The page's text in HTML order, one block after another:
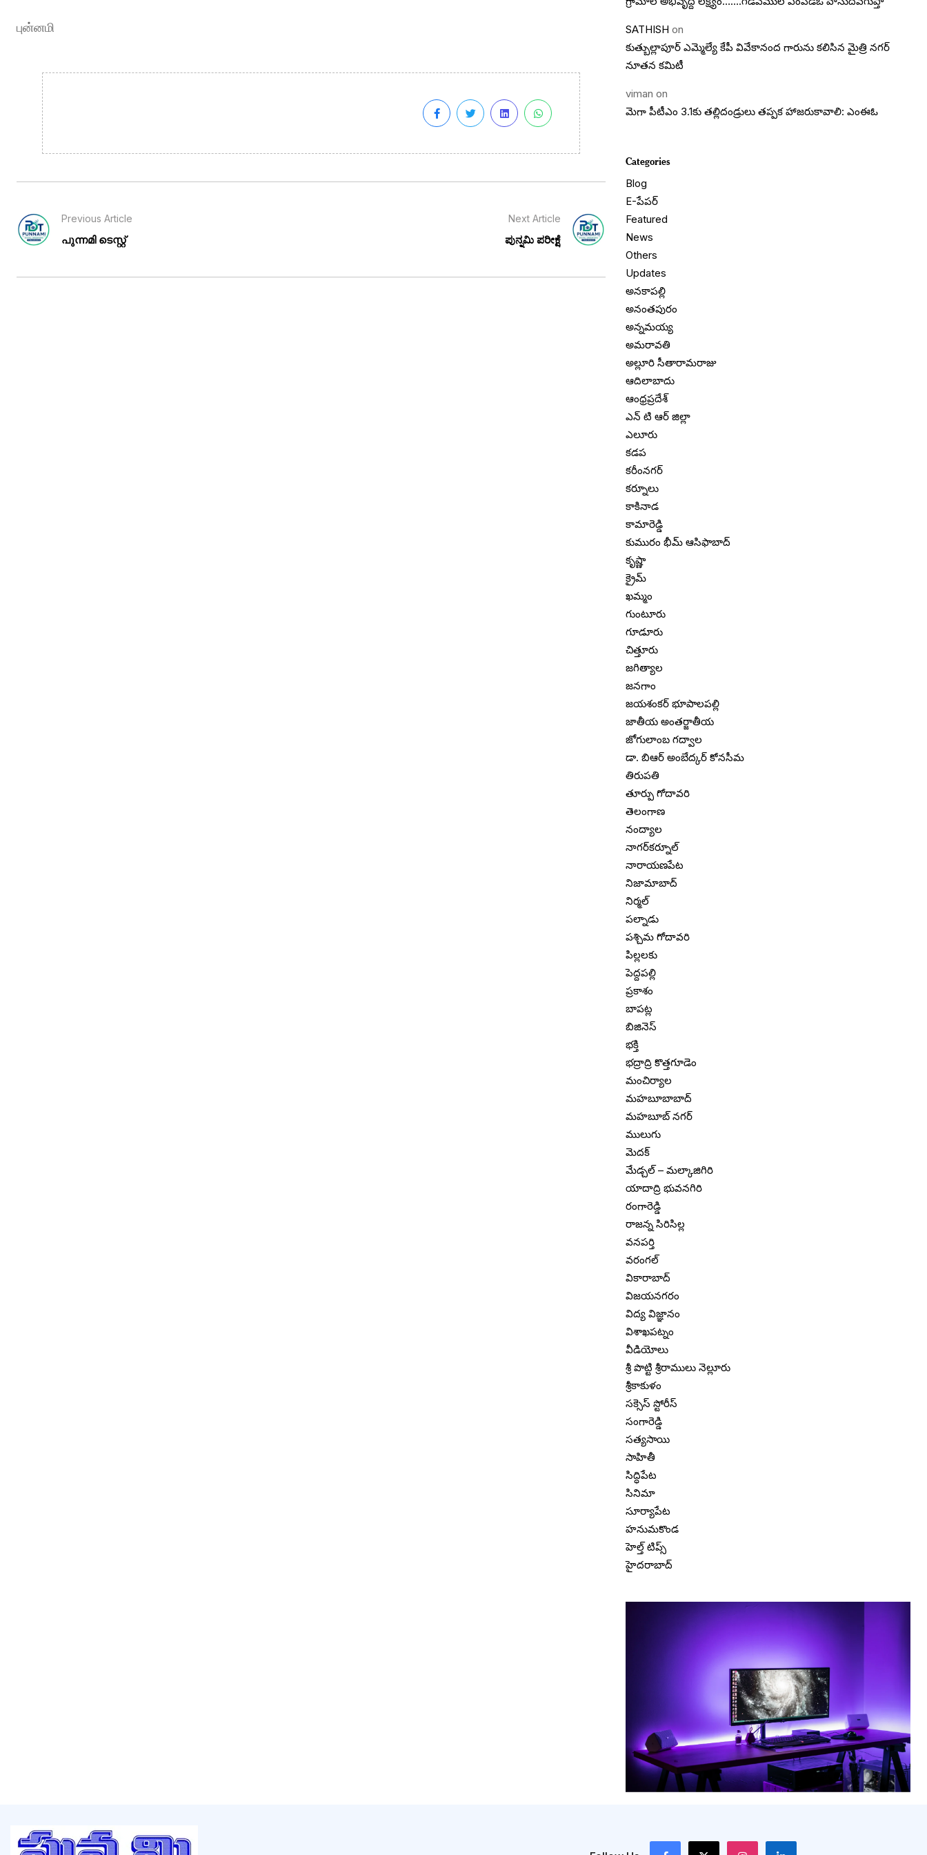
புன்னமி
Previous Article
പുന്നമി ടെസ്റ്റ്
Next Article
ಪುನ್ನಮಿ ಪರೀಕ್ಷೆ
SATHISH on
కుత్బుల్లాపూర్ ఎమ్మెల్యే కేపీ వివేకానంద గారును కలిసిన మైత్రి నగర్
నూతన కమిటీ
viman on
మెగా పీటీఎం 3.1కు తల్లిదండ్రులు తప్పక హాజరుకావాలి: ఎంఈఓ
Categories
Blog
E-పేపర్
Featured
News
Others
Updates
అనకాపల్లి
అనంతపురం
అన్నమయ్య
అమరావతి
అల్లూరి సీతారామరాజు
ఆదిలాబాదు
ఆంధ్రప్రదేశ్
ఎన్ టి ఆర్ జిల్లా
ఎలూరు
కడప
కరీంనగర్
కర్నూలు
కాకినాడ
కామారెడ్డి
కుమురం భీమ్ ఆసిఫాబాద్
కృష్ణా
క్రైమ్
ఖమ్మం
గుంటూరు
గూడూరు
చిత్తూరు
జగిత్యాల
జనగాం
జయశంకర్ భూపాలపల్లి
జాతీయ అంతర్జాతీయ
జోగులాంబ గద్వాల
డా. బిఆర్ అంబేద్కర్ కోనసీమ
తిరుపతి
తూర్పు గోదావరి
తెలంగాణ
నంద్యాల
నాగర్‌కర్నూల్
నారాయణపేట
నిజామాబాద్
నిర్మల్
పల్నాడు
పశ్చిమ గోదావరి
పిల్లలకు
పెద్దపల్లి
ప్రకాశం
బాపట్ల
బిజినెస్
భక్తి
భద్రాద్రి కొత్తగూడెం
మంచిర్యాల
మహబూబాబాద్
మహబూబ్ నగర్
ములుగు
మెదక్
మేడ్చల్ – మల్కాజిగిరి
యాదాద్రి భువనగిరి
రంగారెడ్డి
రాజన్న సిరిసిల్ల
వనపర్తి
వరంగల్
వికారాబాద్
విజయనగరం
విద్య విజ్ఞానం
విశాఖపట్నం
వీడియోలు
శ్రీ పొట్టి శ్రీరాములు నెల్లూరు
శ్రీకాకుళం
సక్సెస్ స్టోరీస్
సంగారెడ్డి
సత్యసాయి
సాహితీ
సిద్ధిపేట
సినిమా
సూర్యాపేట
హనుమకొండ
హెల్త్ టిప్స్
హైదరాబాద్